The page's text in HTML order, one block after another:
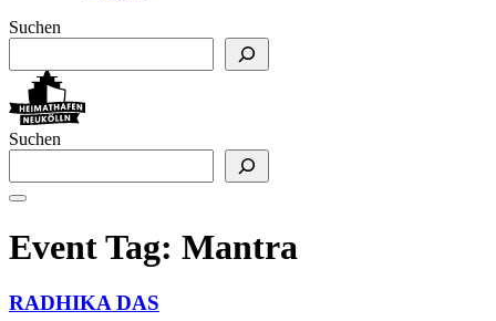
Suchen
Suchen
Event Tag: Mantra
RADHIKA DAS